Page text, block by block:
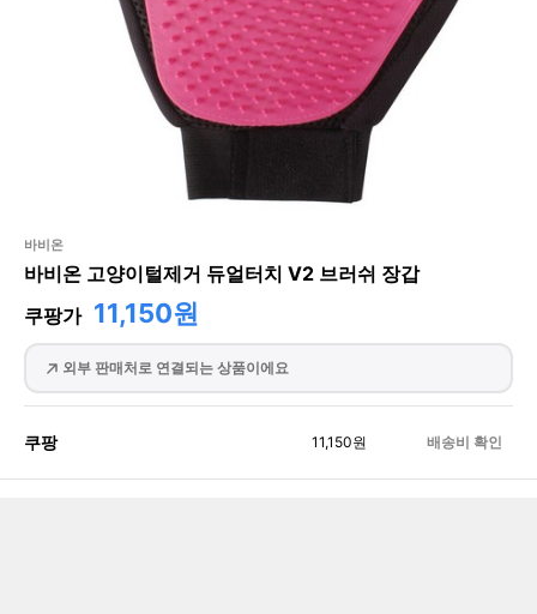
바비온
바비온 고양이털제거 듀얼터치 V2 브러쉬 장갑
쿠팡가 11,150원
외부 판매처로 연결되는 상품이에요
쿠팡 11,150원 배송비 확인